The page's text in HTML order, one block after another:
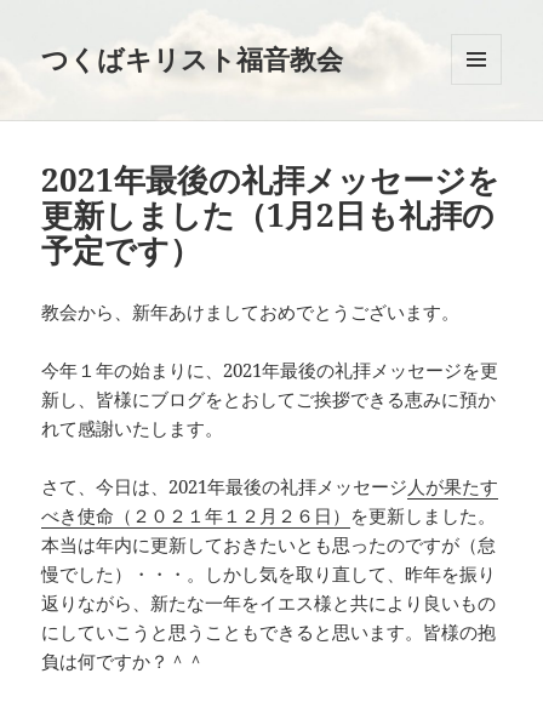
つくばキリスト福音教会
ーとウ
2021年最後の礼拝メッセージを
更新しました（1月2日も礼拝の
予定です）
教会から、新年あけましておめでとうございます。
今年１年の始まりに、2021年最後の礼拝メッセージを更
新し、皆様にブログをとおしてご挨拶できる恵みに預か
れて感謝いたします。
さて、今日は、2021年最後の礼拝メッセージ人が果たす
べき使命（２０２１年１２月２６日） を更新しました。
本当は年内に更新しておきたいとも思ったのですが（怠
慢でした）・・・。しかし気を取り直して、昨年を振り
返りながら、新たな一年をイエス様と共により良いもの
にしていこうと思うこともできると思います。皆様の抱
負は何ですか？＾＾